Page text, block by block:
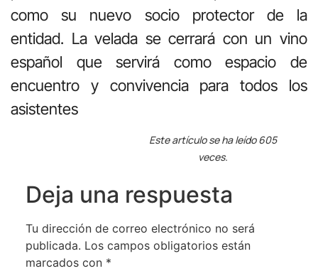
como su nuevo socio protector de la
entidad. La velada se cerrará con un vino
español que servirá como espacio de
encuentro y convivencia para todos los
asistentes
Este artículo se ha leído 605
veces.
Deja una respuesta
Tu dirección de correo electrónico no será
publicada. Los campos obligatorios están
marcados con *